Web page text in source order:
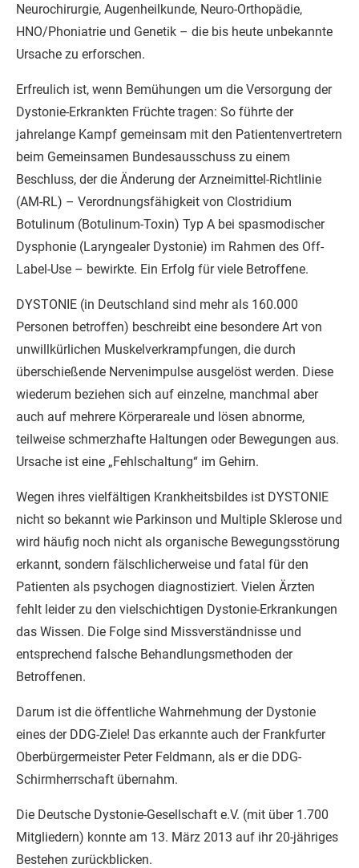
Neurochirurgie, Augenheilkunde, Neuro-Orthopädie,
HNO/Phoniatrie und Genetik – die bis heute unbekannte
Ursache zu erforschen.
Erfreulich ist, wenn Bemühungen um die Versorgung der
Dystonie-Erkrankten Früchte tragen: So führte der
jahrelange Kampf gemeinsam mit den Patientenvertretern
beim Gemeinsamen Bundesausschuss zu einem
Beschluss, der die Änderung der Arzneimittel-Richtlinie
(AM-RL) – Verordnungsfähigkeit von Clostridium
Botulinum (Botulinum-Toxin) Typ A bei spasmodischer
Dysphonie (Laryngealer Dystonie) im Rahmen des Off-
Label-Use – bewirkte. Ein Erfolg für viele Betroffene.
DYSTONIE (in Deutschland sind mehr als 160.000
Personen betroffen) beschreibt eine besondere Art von
unwillkürlichen Muskelverkrampfungen, die durch
überschießende Nervenimpulse ausgelöst werden. Diese
wiederum beziehen sich auf einzelne, manchmal aber
auch auf mehrere Körperareale und lösen abnorme,
teilweise schmerzhafte Haltungen oder Bewegungen aus.
Ursache ist eine „Fehlschaltung“ im Gehirn.
Wegen ihres vielfältigen Krankheitsbildes ist DYSTONIE
nicht so bekannt wie Parkinson und Multiple Sklerose und
wird häufig noch nicht als organische Bewegungsstörung
erkannt, sondern fälschlicherweise und fatal für den
Patienten als psychogen diagnostiziert. Vielen Ärzten
fehlt leider zu den vielschichtigen Dystonie-Erkrankungen
das Wissen. Die Folge sind Missverständnisse und
entsprechend falsche Behandlungsmethoden der
Betroffenen.
Darum ist die öffentliche Wahrnehmung der Dystonie
eines der DDG-Ziele! Das erkannte auch der Frankfurter
Oberbürgermeister Peter Feldmann, als er die DDG-
Schirmherrschaft übernahm.
Die Deutsche Dystonie-Gesellschaft e.V. (mit über 1.700
Mitgliedern) konnte am 13. März 2013 auf ihr 20-jähriges
Bestehen zurückblicken.